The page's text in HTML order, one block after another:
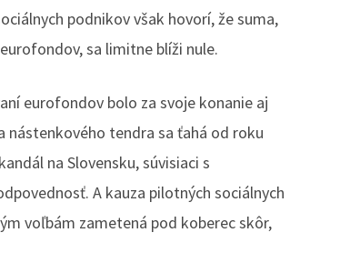
podnikov však hovorí, že suma,
sa limitne blíži nule.
eurofondov bolo za svoje konanie aj
nástenkového tendra sa ťahá od roku
na Slovensku, súvisiaci s
A kauza pilotných sociálnych
voľbám zametená pod koberec skôr,